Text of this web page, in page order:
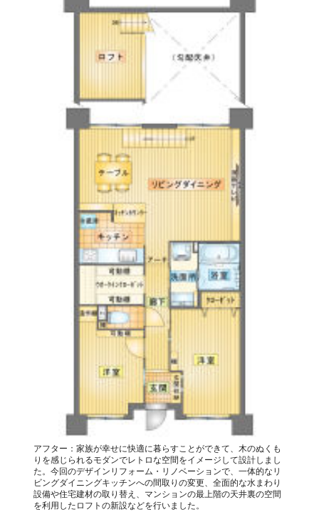
アフター：家族が幸せに快適に暮らすことができて、木のぬくも
りを感じられるモダンでレトロな空間をイメージして設計しまし
た。今回のデザインリフォーム・リノベーションで、一体的なリ
ビングダイニングキッチンへの間取りの変更、全面的な水まわり
設備や住宅建材の取り替え、マンションの最上階の天井裏の空間
を利用したロフトの新設などを行いました。